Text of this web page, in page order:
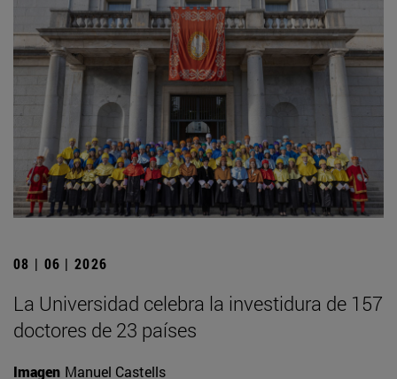
08 | 06 | 2026
La Universidad celebra la investidura de 157
doctores de 23 países
Imagen Manuel Castells